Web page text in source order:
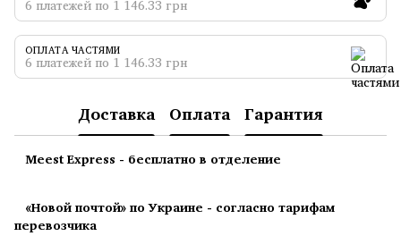
6 платежей по 1 146.33 грн
ОПЛАТА ЧАСТЯМИ
6 платежей по 1 146.33 грн
Доставка Оплата Гарантия
Meest Express - бесплатно в отделение
«Новой почтой» по Украине - согласно тарифам
перевозчика